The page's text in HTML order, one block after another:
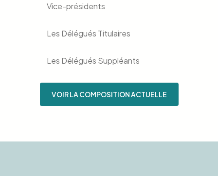
Vice-présidents
Les Délégués Titulaires
Les Délégués Suppléants​
VOIR LA COMPOSITION ACTUELLE